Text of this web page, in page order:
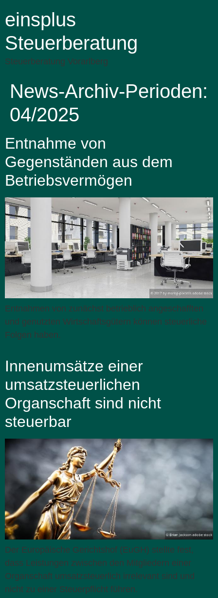
einsplus
Steuerberatung
Steuerberatung Vorarlberg
News-Archiv-Perioden:
04/2025
Entnahme von
Gegenständen aus dem
Betriebsvermögen
Entnahmen von zunächst betrieblich angeschafften
und genutzten Wirtschaftsgütern können steuerliche
Folgen haben.
Innenumsätze einer
umsatzsteuerlichen
Organschaft sind nicht
steuerbar
Der Europäische Gerichtshof (EuGH) stellte fest,
dass Leistungen zwischen den Mitgliedern einer
Organschaft umsatzsteuerlich irrelevant sind und
nicht zu einer Steuerpflicht führen.